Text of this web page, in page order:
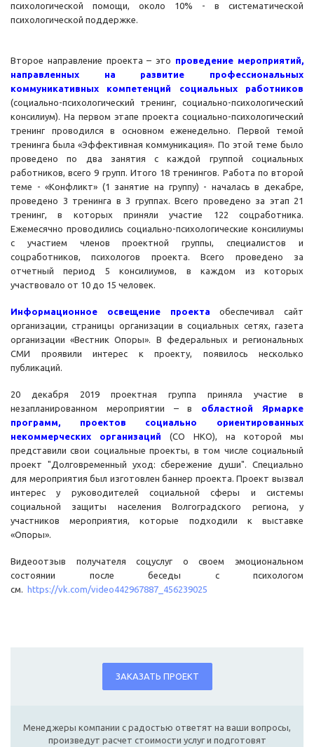
психологической помощи, около 10% - в систематической
психологической поддержке.
Второе направление проекта – это проведение мероприятий,
направленных на развитие профессиональных
коммуникативных компетенций социальных работников
(социально-психологический тренинг, социально-психологический
консилиум). На первом этапе проекта социально-психологический
тренинг проводился в основном еженедельно. Первой темой
тренинга была «Эффективная коммуникация». По этой теме было
проведено по два занятия с каждой группой социальных
работников, всего 9 групп. Итого 18 тренингов. Работа по второй
теме - «Конфликт» (1 занятие на группу) - началась в декабре,
проведено 3 тренинга в 3 группах. Всего проведено за этап 21
тренинг, в которых приняли участие 122 соцработника.
Ежемесячно проводились социально-психологические консилиумы
с участием членов проектной группы, специалистов и
соцработников, психологов проекта. Всего проведено за
отчетный период 5 консилиумов, в каждом из которых
участвовало от 10 до 15 человек.
Информационное освещение проекта обеспечивал сайт
организации, страницы организации в социальных сетях, газета
организации «Вестник Опоры». В федеральных и региональных
СМИ проявили интерес к проекту, появилось несколько
публикаций.
20 декабря 2019 проектная группа приняла участие в
незапланированном мероприятии – в областной Ярмарке
программ, проектов социально ориентированных
некоммерческих организаций (СО НКО), на которой мы
представили свои социальные проекты, в том числе социальный
проект "Долговременный уход: сбережение души". Специально
для мероприятия был изготовлен баннер проекта. Проект вызвал
интерес у руководителей социальной сферы и системы
социальной защиты населения Волгоградского региона, у
участников мероприятия, которые подходили к выставке
«Опоры».
Видеоотзыв получателя соцуслуг о своем эмоциональном
состоянии после беседы с психологом
см.
https://vk.com/video442967887_456239025
ЗАКАЗАТЬ ПРОЕКТ
Менеджеры компании с радостью ответят на ваши вопросы,
произведут расчет стоимости услуг и подготовят